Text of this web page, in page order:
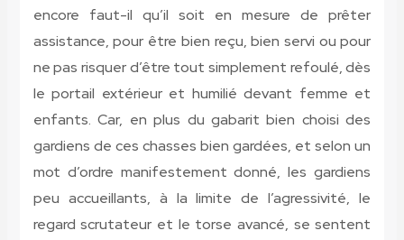
encore faut-il qu’il soit en mesure de prêter
assistance, pour être bien reçu, bien servi ou pour
ne pas risquer d’être tout simplement refoulé, dès
le portail extérieur et humilié devant femme et
enfants. Car, en plus du gabarit bien choisi des
gardiens de ces chasses bien gardées, et selon un
mot d’ordre manifestement donné, les gardiens
peu accueillants, à la limite de l’agressivité, le
regard scrutateur et le torse avancé, se sentent